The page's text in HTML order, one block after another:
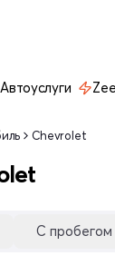
Автоуслуги
Chevrolet
С пробегом